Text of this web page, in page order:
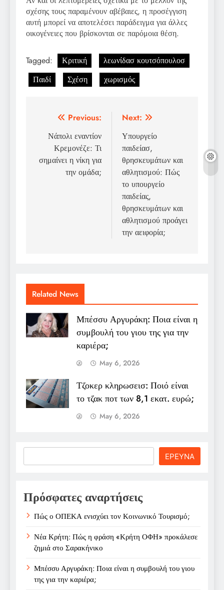
σχέσης τους παραμένουν αβέβαιες, η προσέγγιση
αυτή μπορεί να αποτελέσει παράδειγμα για άλλες
οικογένειες που βρίσκονται σε παρόμοια θέση.
Tagged: Κριτική
λεωνίδασ κουτσόπουλοσ
Παιδί
Σχέση χωρισμός
Post
navigation
Previous:
Νάπολι εναντίον
Κρεμονέζε: Τι
σημαίνει η νίκη για
την ομάδα;
Next:
Υπουργείο
παιδείασ,
θρησκευμάτων και
αθλητισμού: Πώς
το υπουργείο
παιδείας,
θρησκευμάτων και
αθλητισμού προάγει
την αειφορία;
Related News
Μπέσσυ Αργυράκη: Ποια είναι η
συμβουλή του γιου της για την
καριέρα;
May 6, 2026
Τζοκερ κληρωσεισ: Ποιό είναι
το τζακ ποτ των 8,1 εκατ. ευρώ;
May 6, 2026
ΕΡΕΥΝΑ
Πρόσφατες αναρτήσεις
Πώς ο ΟΠΕΚΑ ενισχύει τον Κοινωνικό Τουρισμό;
Νέα Κρήτη: Πώς η φράση «Κρήτη ΟΦΗ» προκάλεσε
ζημιά στο Σαρακήνικο
Μπέσσυ Αργυράκη: Ποια είναι η συμβουλή του γιου
της για την καριέρα;